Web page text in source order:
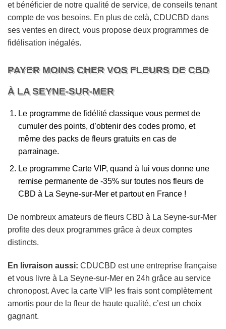
et bénéficier de notre qualité de service, de conseils tenant
compte de vos besoins. En plus de celà, CDUCBD dans
ses ventes en direct, vous propose deux programmes de
fidélisation inégalés.
PAYER MOINS CHER VOS FLEURS DE CBD
À LA SEYNE-SUR-MER
Le programme de fidélité classique vous permet de
cumuler des points, d’obtenir des codes promo, et
même des packs de fleurs gratuits en cas de
parrainage.
Le programme Carte VIP, quand à lui vous donne une
remise permanente de -35% sur toutes nos fleurs de
CBD à La Seyne-sur-Mer et partout en France !
De nombreux amateurs de fleurs CBD à La Seyne-sur-Mer
profite des deux programmes grâce à deux comptes
distincts.
En livraison aussi: CDUCBD est une entreprise française
et vous livre à La Seyne-sur-Mer en 24h grâce au service
chronopost. Avec la carte VIP les frais sont complètement
amortis pour de la fleur de haute qualité, c’est un choix
gagnant.